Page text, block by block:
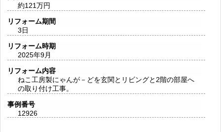
約121万円
リフォーム期間
3日
リフォーム時期
2025年9月
リフォーム内容
ねこ工房製にゃんが－どを玄関とリビングと2階の部屋へ
の取り付け工事。
事例番号
12926